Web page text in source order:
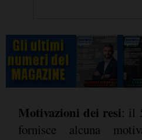
Motivazioni dei resi: il
fornisce alcuna